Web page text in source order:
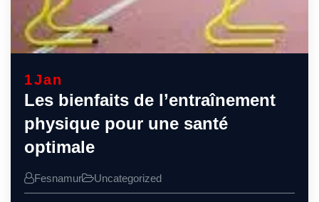
1Jan
Les bienfaits de l’entraînement
physique pour une santé
optimale
Fesnamur Uncategorized